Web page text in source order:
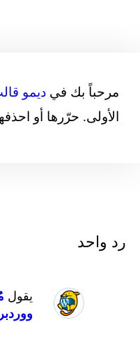
مرحباً بك في ديمو
الأولى. حرّرها أو
رد واحد
يقول